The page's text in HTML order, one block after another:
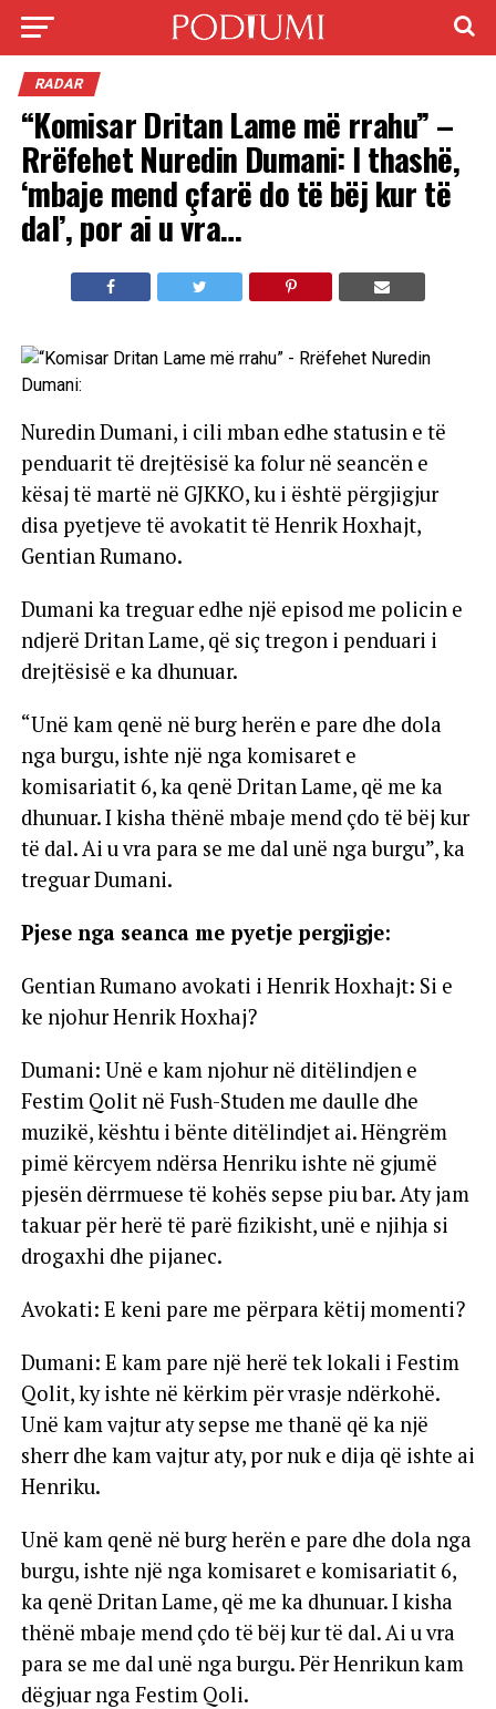
RADAR
“Komisar Dritan Lame më rrahu” –
Rrëfehet Nuredin Dumani: I thashë,
‘mbaje mend çfarë do të bëj kur të
dal’, por ai u vra…
Nuredin Dumani, i cili mban edhe statusin e të
penduarit të drejtësisë ka folur në seancën e
kësaj të martë në GJKKO, ku i është përgjigjur
disa pyetjeve të avokatit të Henrik Hoxhajt,
Gentian Rumano.
Dumani ka treguar edhe një episod me policin e
ndjerë Dritan Lame, që siç tregon i penduari i
drejtësisë e ka dhunuar.
“Unë kam qenë në burg herën e pare dhe dola
nga burgu, ishte një nga komisaret e
komisariatit 6, ka qenë Dritan Lame, që me ka
dhunuar. I kisha thënë mbaje mend çdo të bëj kur
të dal. Ai u vra para se me dal unë nga burgu”, ka
treguar Dumani.
Pjese nga seanca me pyetje pergjigje:
Gentian Rumano avokati i Henrik Hoxhajt: Si e
ke njohur Henrik Hoxhaj?
Dumani: Unë e kam njohur në ditëlindjen e
Festim Qolit në Fush-Studen me daulle dhe
muzikë, kështu i bënte ditëlindjet ai. Hëngrëm
pimë kërcyem ndërsa Henriku ishte në gjumë
pjesën dërrmuese të kohës sepse piu bar. Aty jam
takuar për herë të parë fizikisht, unë e njihja si
drogaxhi dhe pijanec.
Avokati: E keni pare me përpara këtij momenti?
Dumani: E kam pare një herë tek lokali i Festim
Qolit, ky ishte në kërkim për vrasje ndërkohë.
Unë kam vajtur aty sepse me thanë që ka një
sherr dhe kam vajtur aty, por nuk e dija që ishte ai
Henriku.
Unë kam qenë në burg herën e pare dhe dola nga
burgu, ishte një nga komisaret e komisariatit 6,
ka qenë Dritan Lame, që me ka dhunuar. I kisha
thënë mbaje mend çdo të bëj kur të dal. Ai u vra
para se me dal unë nga burgu. Për Henrikun kam
dëgjuar nga Festim Qoli.